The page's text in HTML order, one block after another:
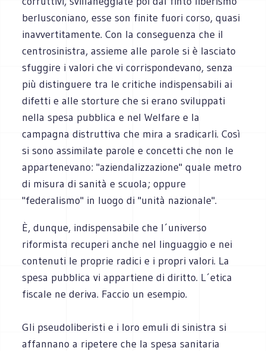
berlusconiano, esse son finite fuori corso, quasi
inavvertitamente. Con la conseguenza che il
centrosinistra, assieme alle parole si è lasciato
sfuggire i valori che vi corrispondevano, senza
più distinguere tra le critiche indispensabili ai
difetti e alle storture che si erano sviluppati
nella spesa pubblica e nel Welfare e la
campagna distruttiva che mira a sradicarli. Così
si sono assimilate parole e concetti che non le
appartenevano: "aziendalizzazione" quale metro
di misura di sanità e scuola; oppure
"federalismo" in luogo di "unità nazionale".
È, dunque, indispensabile che l´universo
riformista recuperi anche nel linguaggio e nei
contenuti le proprie radici e i propri valori. La
spesa pubblica vi appartiene di diritto. L´etica
fiscale ne deriva. Faccio un esempio.
Gli pseudoliberisti e i loro emuli di sinistra si
affannano a ripetere che la spesa sanitaria